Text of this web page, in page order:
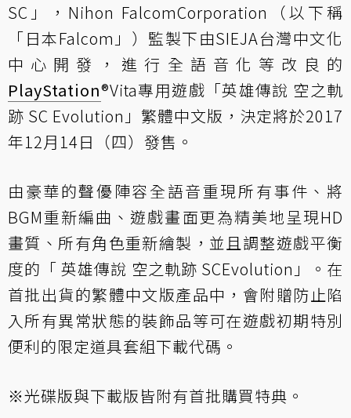
SC」，Nihon FalcomCorporation（以下稱
「日本Falcom」）監製下由SIEJA台灣中文化
中心開發，進行全語音化等改良的
PlayStation®Vita專用遊戲「英雄傳說 空之軌
跡 SC Evolution」繁體中文版，決定將於2017
年12月14日（四）發售。
由豪華的聲優陣容全語音重現所有事件、將
BGM重新編曲、遊戲畫面更為精美地呈現HD
畫質、所有角色重新繪製，並且調整遊戲平衡
度的「 英雄傳說 空之軌跡 SCEvolution」。在
首批出貨的繁體中文版產品中，會附贈防止陷
入所有異常狀態的裝飾品等可在遊戲初期特別
便利的限定道具套組下載代碼。
※光碟版與下載版皆附有首批購買特典。